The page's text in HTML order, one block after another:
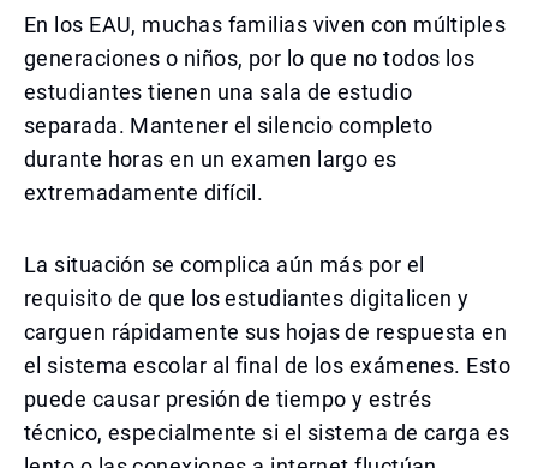
En los EAU, muchas familias viven con múltiples
generaciones o niños, por lo que no todos los
estudiantes tienen una sala de estudio
separada. Mantener el silencio completo
durante horas en un examen largo es
extremadamente difícil.
La situación se complica aún más por el
requisito de que los estudiantes digitalicen y
carguen rápidamente sus hojas de respuesta en
el sistema escolar al final de los exámenes. Esto
puede causar presión de tiempo y estrés
técnico, especialmente si el sistema de carga es